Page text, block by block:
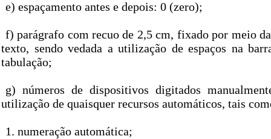
e) espaçamento antes e depois: 0 (zero);
f) parágrafo com recuo de 2,5 cm, fixado por meio
texto, sendo vedada a utilização de espaços na
tabulação;
g) números de dispositivos digitados
utilização de quaisquer recursos automáticos, tais
1. numeração automática;